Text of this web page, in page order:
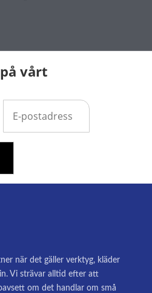
vårt
när det gäller verktyg, kläder
Vi strävar alltid efter att
om det handlar om små